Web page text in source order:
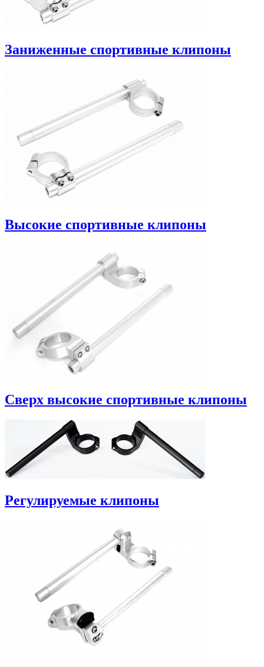
Заниженные спортивные клипоны
Высокие спортивные клипоны
Сверх высокие спортивные клипоны
Регулируемые клипоны